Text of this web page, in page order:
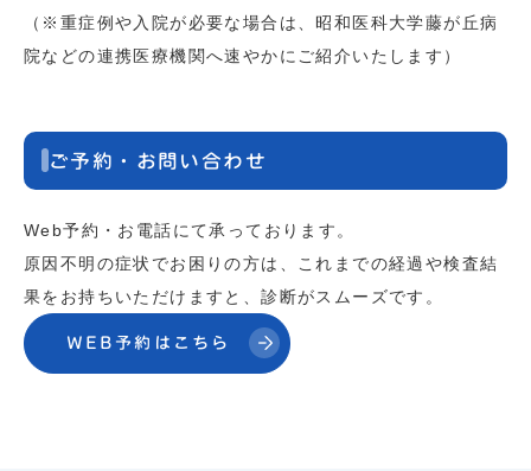
（※重症例や入院が必要な場合は、昭和医科大学藤が丘病
院などの連携医療機関へ速やかにご紹介いたします）
ご予約・お問い合わせ
Web予約・お電話にて承っております。
原因不明の症状でお困りの方は、これまでの経過や検査結
果をお持ちいただけますと、診断がスムーズです。
WEB予約はこちら